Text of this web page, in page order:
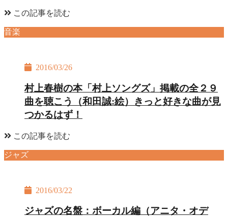
この記事を読む
音楽
2016/03/26
村上春樹の本「村上ソングズ」掲載の全２９
曲を聴こう（和田誠:絵）きっと好きな曲が見
つかるはず！
この記事を読む
ジャズ
2016/03/22
ジャズの名盤：ボーカル編（アニタ・オデ